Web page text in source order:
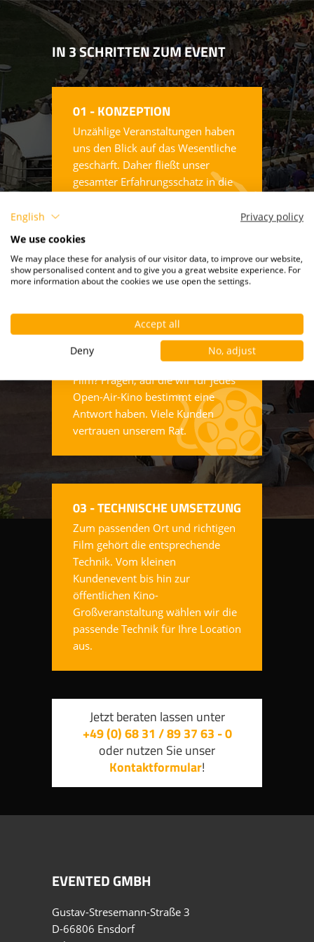
KOPFHÖRER - SILENT CINEMA
STÜHLE & ZUBEHÖR
IN 3 SCHRITTEN ZUM EVENT
01 - KONZEPTION
Unzählige Veranstaltungen haben
uns den Blick auf das Wesentliche
geschärft. Daher fließt unser
gesamter Erfahrungsschatz in die
Welcher Film passt zu meinem
Publikum? Was sind die starken
Filme der Saison? Welche
Botschaft steckt hinter einem
Film? Fragen, auf die wir für jedes
Open-Air-Kino bestimmt eine
Antwort haben. Viele Kunden
vertrauen unserem Rat.
03 - TECHNISCHE UMSETZUNG
Zum passenden Ort und richtigen
Film gehört die entsprechende
Technik. Vom kleinen
Kundenevent bis hin zur
öffentlichen Kino-
Großveranstaltung wählen wir die
passende Technik für Ihre Location
aus.
Jetzt beraten lassen unter
+49 (0) 68 31 / 89 37 63 - 0
oder nutzen Sie unser
Kontaktformular!
EVENTED GMBH
Gustav-Stresemann-Straße 3
D-66806 Ensdorf
English
Privacy policy
We use cookies
We may place these for analysis of our visitor data, to improve our website,
show personalised content and to give you a great website experience. For
more information about the cookies we use open the settings.
Accept all
Deny
No, adjust